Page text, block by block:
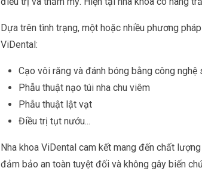
Dựa trên tình trạng, một hoặc nhiều phương
ViDental:
Cạo vôi răng và đánh bóng bằng công nghệ
Phẫu thuật nạo túi nha chu viêm
Phẫu thuật lật vạt
Điều trị tụt nướu...
Nha khoa ViDental cam kết mang đến chất
đảm bảo an toàn tuyệt đối và không gây biến